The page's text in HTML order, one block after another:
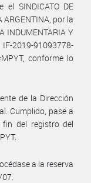
el SINDICATO DE
ARGENTINA, por la
INDUMENTARIA Y
2019-91093778-
conforme lo
de la Dirección
Cumplido, pase a
fin del registro del
a la reserva